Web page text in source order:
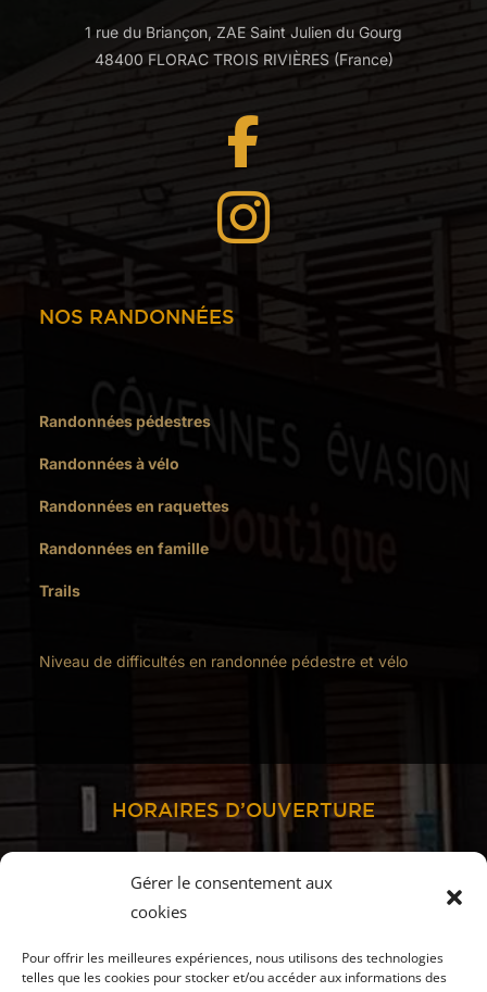
Gérer le consentement aux
cookies
Pour offrir les meilleures expériences, nous utilisons des technologies
telles que les cookies pour stocker et/ou accéder aux informations des
1 rue du Briançon, ZAE Saint Julien du Gourg
48400 FLORAC TROIS RIVIÈRES (France)


NOS RANDONNÉES
Randonnées pédestres
Randonnées à vélo
Randonnées en raquettes
Randonnées en famille
Trails
Niveau de difficultés en randonnée pédestre et vélo
HORAIRES D’OUVERTURE
TOUTE L’ANNÉE
9h00-12h00 et 14h00-18h00